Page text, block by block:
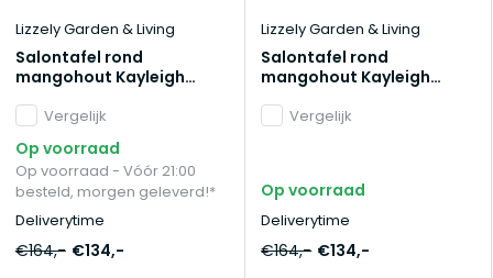
Lizzely Garden & Living
Salontafel rond
mangohout Kayleigh
industrieel bijzettafel
Vergelijk
Op voorraad
Op voorraad - Vóór 21:00
besteld, morgen geleverd!*
Deliverytime
€164,- €134,-
Lizzely Garden & Living
Salontafel rond
mangohout Kayleigh
industrieel bijzettafel
Vergelijk
Op voorraad
Deliverytime
€164,- €134,-